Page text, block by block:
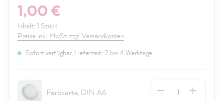
1,00 €
Inhalt: 1 Stück
Preise inkl. MwSt. zzgl. Versandkosten
Sofort verfügbar, Lieferzeit: 2 bis 4 Werktage
Farbkarte, DIN A6